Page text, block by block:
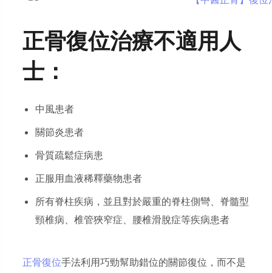
正骨復位治療不適用人
士：
中風患者
關節炎患者
骨質疏鬆症病患
正服用血液稀釋藥物患者
所有脊柱疾病，並且對於嚴重的脊柱側彎、脊髓型
頸椎病、椎管狹窄症、腰椎滑脫症等疾病患者
正骨復位手法利用巧勁幫助錯位的關節復位，而不是